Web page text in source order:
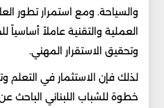
والسياحة. ومع استمرار تطور
العملية والتقنية عاملاً
وتحقيق الاستقرار المهني.
لذلك فإن الاستثمار في التعلم
خطوة للشباب اللبناني